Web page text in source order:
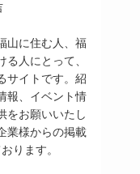
山に住む人、福
人にとって、
サイトです。紹
報、イベント情
をお願いいたし
業様からの掲載
ります。